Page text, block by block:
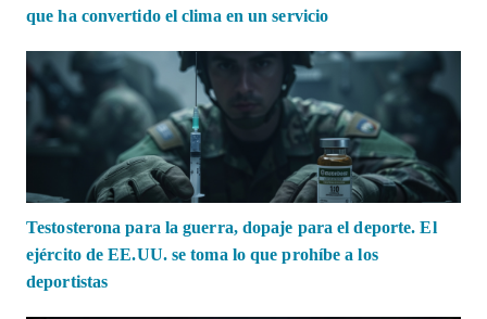
que ha convertido el clima en un servicio
Testosterona para la guerra, dopaje para el deporte. El
ejército de EE.UU. se toma lo que prohíbe a los
deportistas